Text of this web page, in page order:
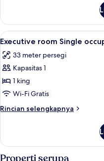
Superior
room
Double
Lihat
semua
foto
untuk
Executive
room
Single
occupancy
5
Executive room Single
33 meter persegi
Kapasitas 1
1 king
Wi-Fi Gratis
Rincian selengkapnya
Rincian
Executive
room
Properti serupa